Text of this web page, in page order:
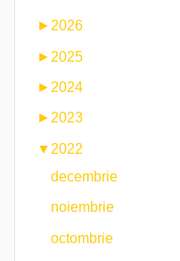
► 2026
► 2025
► 2024
► 2023
▼ 2022
decembrie
noiembrie
octombrie